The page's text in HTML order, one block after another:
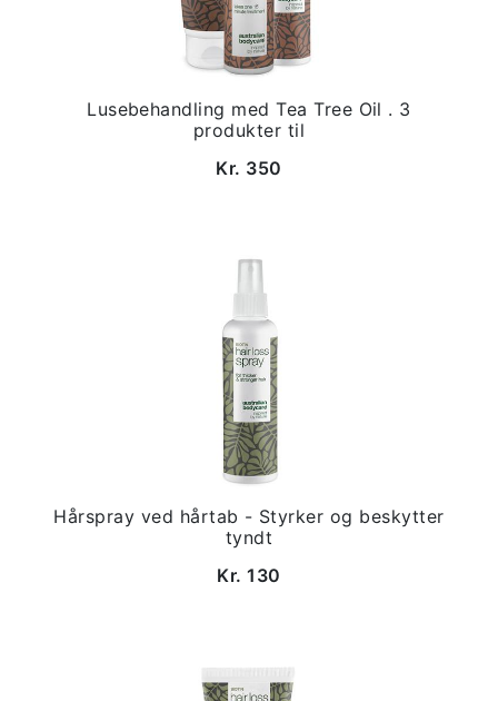
Lusebehandling med Tea Tree Oil . 3
produkter til
Kr. 350
Hårspray ved hårtab - Styrker og beskytter
tyndt
Kr. 130